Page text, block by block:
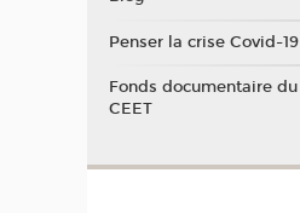
Penser la crise Covid-19
Fonds documentaire du
CEET